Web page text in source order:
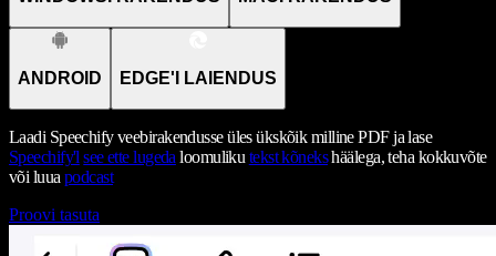
ANDROID EDGE'I LAIENDUS
Laadi Speechify veebirakendusse üles ükskõik milline PDF ja lase
Speechify'l see ette lugeda loomuliku tekst kõnekshäälega, teha kokkuvõte
või luua podcast
Proovi tasuta